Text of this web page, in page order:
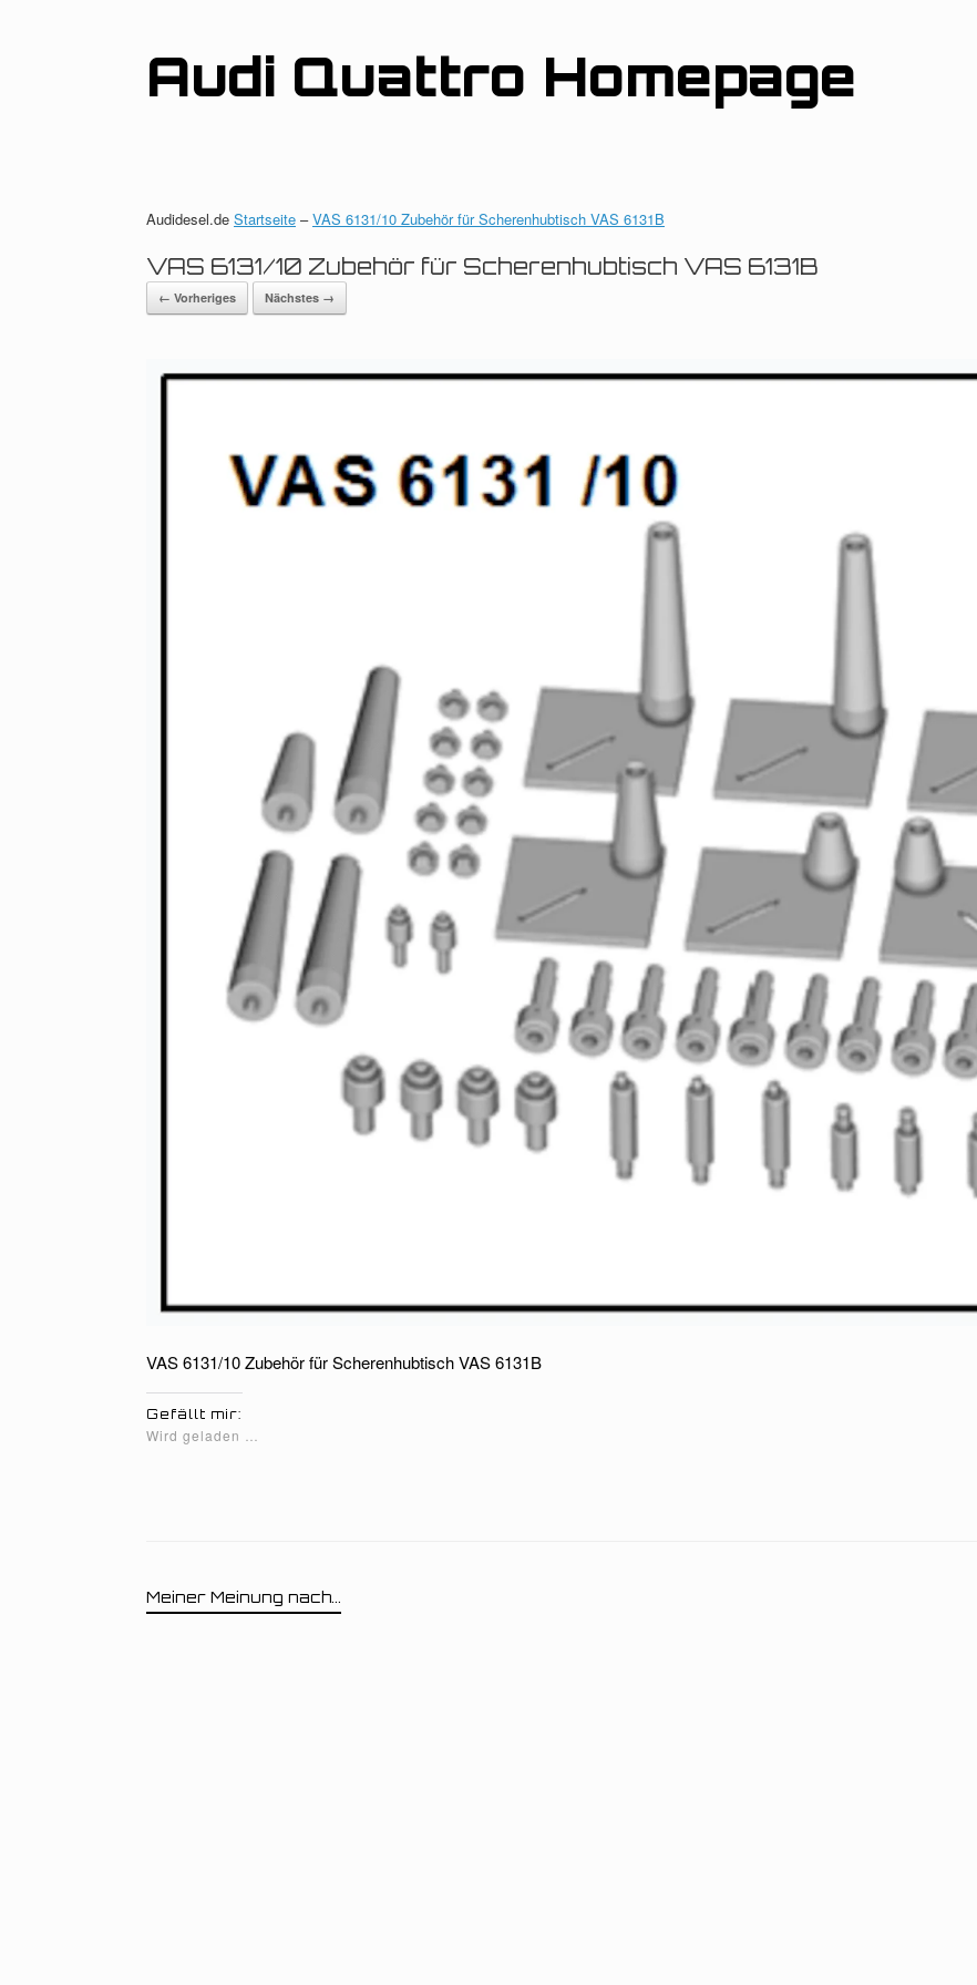
Audi Quattro Homepage
Audidesel.de Startseite –VAS 6131/10 Zubehör für Scherenhubtisch VAS 6131B
VAS 6131/10 Zubehör für Scherenhubtisch VAS 6131B
← Vorheriges Nächstes →
VAS 6131/10 Zubehör für Scherenhubtisch VAS 6131B
Gefällt mir:
Wird geladen …
Meiner Meinung nach...